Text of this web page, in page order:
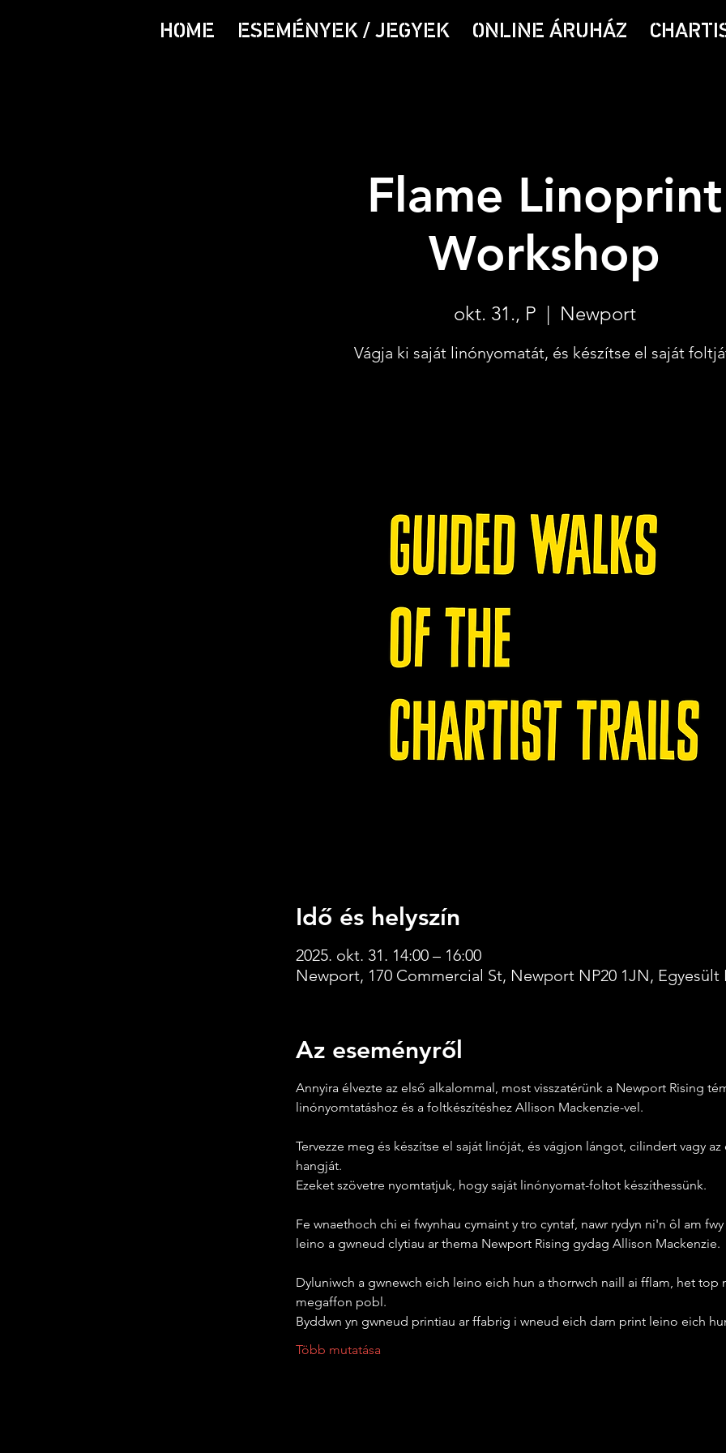
HOME ESEMÉNYEK / JEGYEK ONLINE ÁRUHÁZ
Flame Linoprint
Workshop
okt. 31., P
  |
Newport
Vágja ki saját linónyomatát, és készítse el saját
Idő és helyszín
2025. okt. 31. 14:00 – 16:00
Newport, 170 Commercial St, Newport NP20 1JN, Egyesült
Az eseményről
Annyira élvezte az első alkalommal, most visszatérünk a Newport Rising
linónyomtatáshoz és a foltkészítéshez Allison Mackenzie-vel.
Tervezze meg és készítse el saját linóját, és vágjon lángot, cilindert vagy
hangját.
Ezeket szövetre nyomtatjuk, hogy saját linónyomat-foltot készíthessünk.
Fe wnaethoch chi ei fwynhau cymaint y tro cyntaf, nawr rydyn ni'n ôl am
leino a gwneud clytiau ar thema Newport Rising gydag Allison Mackenzie.
Dyluniwch a gwnewch eich leino eich hun a thorrwch naill ai fflam, het top
megaffon pobl.
Byddwn yn gwneud printiau ar ffabrig i wneud eich darn print leino eich
Több mutatása